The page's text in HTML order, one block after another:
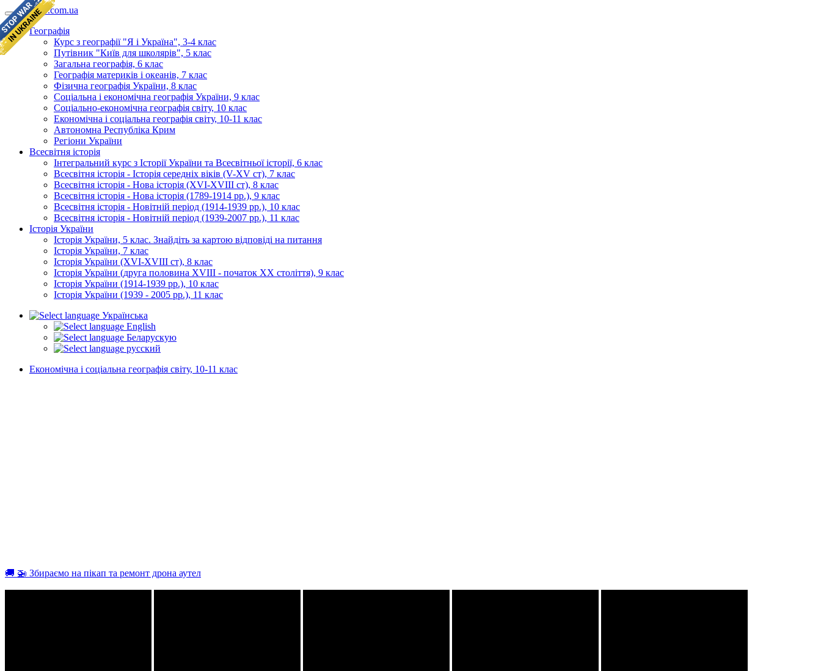
geomap.com.ua
Географія
Курс з географії "Я і Україна", 3-4 клас
Путівник "Київ для школярів", 5 клас
Загальна географія, 6 клас
Географія материків і океанів, 7 клас
Фізична географія України, 8 клас
Соціальна і економічна географія України, 9 клас
Соціально-економічна географія світу, 10 клас
Економічна і соціальна географія світу, 10-11 клас
Автономна Республіка Крим
Регіони України
Всесвітня історія
Інтегральний курс з Історії України та Всесвітньої історії, 6 клас
Всесвітня історія - Історія середніх віків (V-XV ст), 7 клас
Всесвітня історія - Нова історія (XVI-XVIII ст), 8 клас
Всесвітня історія - Нова історія (1789-1914 рр.), 9 клас
Всесвітня історія - Новітній період (1914-1939 рр.), 10 клас
Всесвітня історія - Новітній період (1939-2007 рр.), 11 клас
Історія України
Історія України, 5 клас. Знайдіть за картою відповіді на питання
Історія України, 7 клас
Історія України (XVI-XVIII ст), 8 клас
Історія України (друга половина XVIII - початок XX століття), 9 клас
Історія України (1914-1939 рр.), 10 клас
Історія України (1939 - 2005 рр.), 11 клас
Українська
English
Беларускую
русский
Економічна і соціальна географія світу, 10-11 клас
🚚 🚁 Збираємо на пікап та ремонт дрона аутел